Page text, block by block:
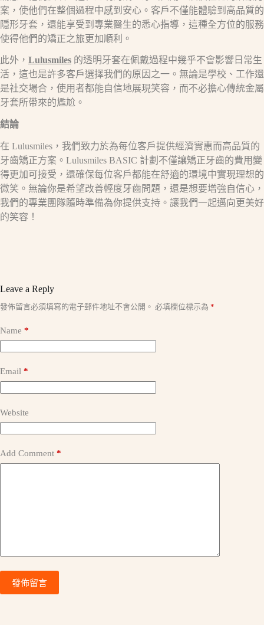
案，使他們在整個過程中感到安心。客戶不僅能體驗到高品質的
隱形牙套，還能享受到專業醫生的悉心指導，這種全方位的服務
使得他們的矯正之旅更加順利。
此外， Lulusmiles 的透明牙套在佩戴過程中幾乎不會影響日常生
活，這也是許多客戶選擇我們的原因之一。無論是學校、工作還
是社交場合，使用者都能自信地展現笑容，而不必擔心傳統金屬
牙套所帶來的尷尬。
結論
在 Lulusmiles，我們致力於為每位客戶提供經濟實惠而高品質的
牙齒矯正方案。Lulusmiles BASIC 計劃不僅讓矯正牙齒的費用變
得更加可接受，還確保每位客戶都能在舒適的環境中實現理想的
微笑。無論你是希望改善輕度牙齒問題，還是想要增強自信心，
我們的專業團隊隨時準備為你提供支持。讓我們一起邁向更美好
的笑容！
Leave a Reply
發佈留言必須填寫的電子郵件地址不會公開。 必填欄位標示為 *
Name *
Email *
Website
Add Comment *
發佈留言
A
t
a
t
e
: